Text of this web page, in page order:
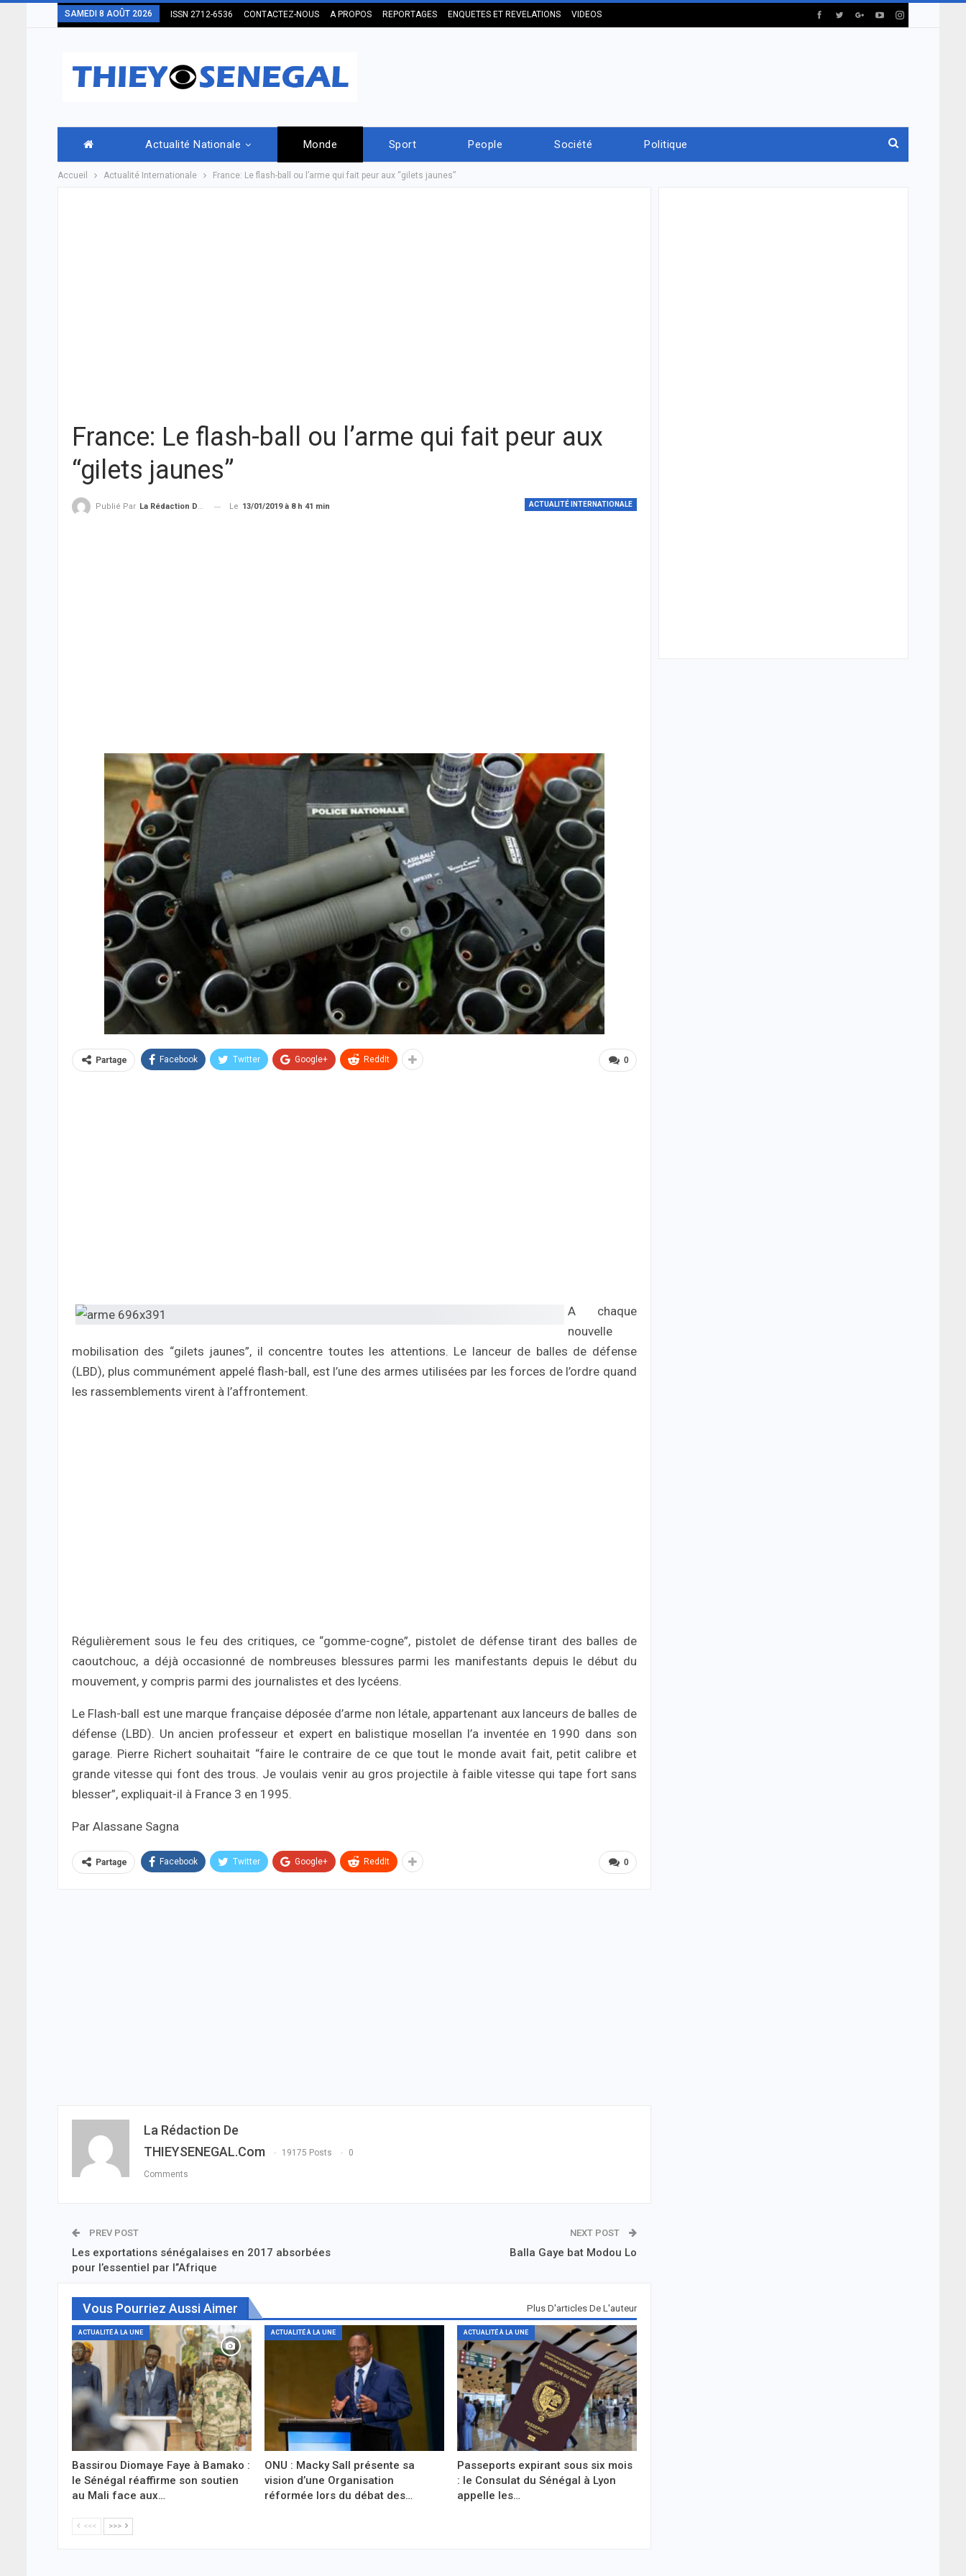
SAMEDI 8 AOÛT 2026 ISSN 2712-6536 CONTACTEZ-NOUS A PROPOS REPORTAGES ENQUETES ET REVELATIONS VIDEOS
Actualité Nationale Monde Sport People Société Politique
Accueil Actualité Internationale France: Le flash-ball ou l’arme qui fait peur aux “gilets jaunes”
France: Le flash-ball ou l’arme qui fait peur aux
“gilets jaunes”
ACTUALITÉ INTERNATIONALE
Publié Par La Rédaction De THIEYSENEGAL.com Le 13/01/2019 à 8 h 41 min
0
Partage Facebook Twitter Google+ ReddIt
A chaque
nouvelle
mobilisation des “gilets jaunes”, il concentre toutes les attentions. Le lanceur de balles de défense
(LBD), plus communément appelé flash-ball, est l’une des armes utilisées par les forces de l’ordre quand
les rassemblements virent à l’affrontement.
Régulièrement sous le feu des critiques, ce “gomme-cogne”, pistolet de défense tirant des balles de
caoutchouc, a déjà occasionné de nombreuses blessures parmi les manifestants depuis le début du
mouvement, y compris parmi des journalistes et des lycéens.
Le Flash-ball est une marque française déposée d’arme non létale, appartenant aux lanceurs de balles de
défense (LBD). Un ancien professeur et expert en balistique mosellan l’a inventée en 1990 dans son
garage. Pierre Richert souhaitait “faire le contraire de ce que tout le monde avait fait, petit calibre et
grande vitesse qui font des trous. Je voulais venir au gros projectile à faible vitesse qui tape fort sans
blesser”, expliquait-il à France 3 en 1995.
Par Alassane Sagna
0
Partage Facebook Twitter Google+ ReddIt
La Rédaction De
THIEYSENEGAL.com
19175 Posts 0
Comments
PREV POST
Les exportations sénégalaises en 2017 absorbées
pour l’essentiel par l’’Afrique
NEXT POST
Balla Gaye bat Modou Lo
Vous Pourriez Aussi Aimer Plus D'articles De L'auteur
ACTUALITÉ À LA UNE
Bassirou Diomaye Faye à Bamako :
le Sénégal réaffirme son soutien
au Mali face aux…
ACTUALITÉ À LA UNE
ONU : Macky Sall présente sa
vision d’une Organisation
réformée lors du débat des…
ACTUALITÉ À LA UNE
Passeports expirant sous six mois
: le Consulat du Sénégal à Lyon
appelle les…
<<< >>>